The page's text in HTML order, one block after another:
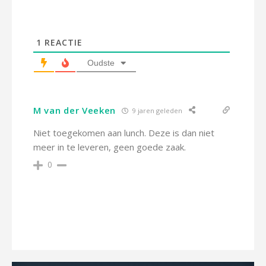
1 REACTIE
Oudste
M van der Veeken 9 jaren geleden
Niet toegekomen aan lunch. Deze is dan niet
meer in te leveren, geen goede zaak.
0